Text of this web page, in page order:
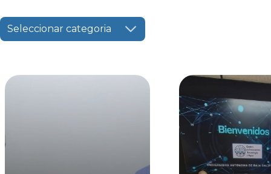
Seleccionar categoria